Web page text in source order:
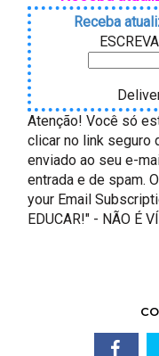
Receba
Atenção! Você só
clicar no link seguro
enviado ao seu e-
entrada e de spam.
your Email
EDUCAR!" - NÃO É